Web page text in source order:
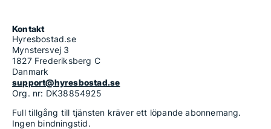
Kontakt
Hyresbostad.se
Mynstersvej 3
1827 Frederiksberg C
Danmark
support@hyresbostad.se
Org. nr: DK38854925
Full tillgång till tjänsten kräver ett löpande abonnemang.
Ingen bindningstid.